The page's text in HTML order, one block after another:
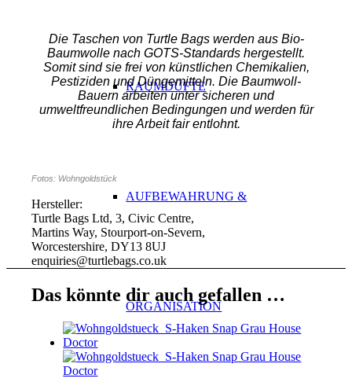
RAUMDÜFTE
AUFBEWAHRUNG &
ORGANISATION
Die Taschen von Turtle Bags werden aus Bio-
Baumwolle nach GOTS-Standards hergestellt.
Somit sind sie frei von künstlichen Chemikalien,
Pestiziden und Düngemitteln. Die Baumwoll-
Bauern arbeiten unter sicheren und
umweltfreundlichen Bedingungen und werden für
ihre Arbeit fair entlohnt.
Fotos: Wohngoldstück
Hersteller:
Turtle Bags Ltd, 3, Civic Centre,
Martins Way, Stourport-on-Severn,
Worcestershire, DY13 8UJ
enquiries@turtlebags.co.uk
Das könnte dir auch gefallen …